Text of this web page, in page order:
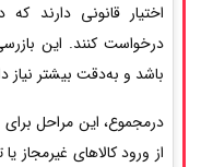
اختیار قانونی دارند
درخواست کنند. این
باشد و به‌دقت بیشتر نیاز
درمجموع، این مراحل
از ورود کالاهای غیرمجاز